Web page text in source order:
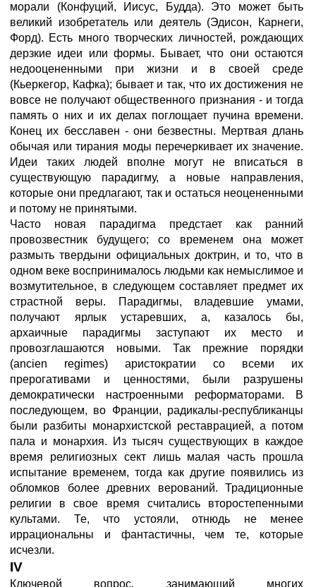
морали (Конфуций, Иисус, Будда). Это может быть
великий изобретатель или деятель (Эдисон, Карнеги,
Форд). Есть много творческих личностей, рождающих
дерзкие идеи или формы. Бывает, что они остаются
недооцененными при жизни и в своей среде
(Кьеркегор, Кафка); бывает и так, что их достижения не
вовсе не получают общественного признания - и тогда
память о них и их делах поглощает пучина времени.
Конец их бесславен - они безвестны. Мертвая длань
обычая или тирания моды перечеркивает их значение.
Идеи таких людей вполне могут не вписаться в
существующую парадигму, а новые направления,
которые они предлагают, так и остаться неоцененными
и потому не принятыми.
Часто новая парадигма предстает как ранний
провозвестник будущего; со временем она может
размыть твердыни официальных доктрин, и то, что в
одном веке воспринималось людьми как немыслимое и
возмутительное, в следующем составляет предмет их
страстной веры. Парадигмы, владевшие умами,
получают ярлык устаревших, а, казалось бы,
архаичные парадигмы заступают их место и
провозглашаются новыми. Так прежние порядки
(ancien regimes) аристократии со всеми их
прерогативами и ценностями, были разрушены
демократически настроенными реформаторами. В
последующем, во Франции, радикалы-республиканцы
были разбиты монархистской реставрацией, а потом
пала и монархия. Из тысяч существующих в каждое
время религиозных сект лишь малая часть прошла
испытание временем, тогда как другие появились из
обломков более древних верований. Традиционные
религии в свое время считались второстепенными
культами. Те, что устояли, отнюдь не менее
иррациональны и фантастичны, чем те, которые
исчезли.
IV
Ключевой вопрос, занимающий многих